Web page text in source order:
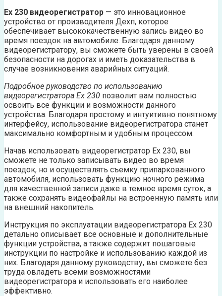
Ех 230 видеорегистратор — это инновационное
устройство от производителя Дехп, которое
обеспечивает высококачественную запись видео во
время поездок на автомобиле. Благодаря данному
видеорегистратору, вы сможете быть уверены в своей
безопасности на дорогах и иметь доказательства в
случае возникновения аварийных ситуаций.
Подробное руководство по использованию
видеорегистратора Ех 230 позволит вам полностью
освоить все функции и возможности данного
устройства. Благодаря простому и интуитивно понятному
интерфейсу, использование видеорегистратора станет
максимально комфортным и удобным процессом.
Начав использовать видеорегистратор Ех 230, вы
сможете не только записывать видео во время
поездок, но и осуществлять съемку припаркованного
автомобиля, использовать функцию ночного режима
для качественной записи даже в темное время суток, а
также сохранять видеофайлы на встроенную память или
на внешний накопитель.
Инструкция по эксплуатации видеорегистратора Ех 230
детально описывает все основные и дополнительные
функции устройства, а также содержит пошаговые
инструкции по настройке и использованию каждой из
них. Благодаря данному руководству, вы сможете без
труда овладеть всеми возможностями
видеорегистратора и использовать его наиболее
эффективно.